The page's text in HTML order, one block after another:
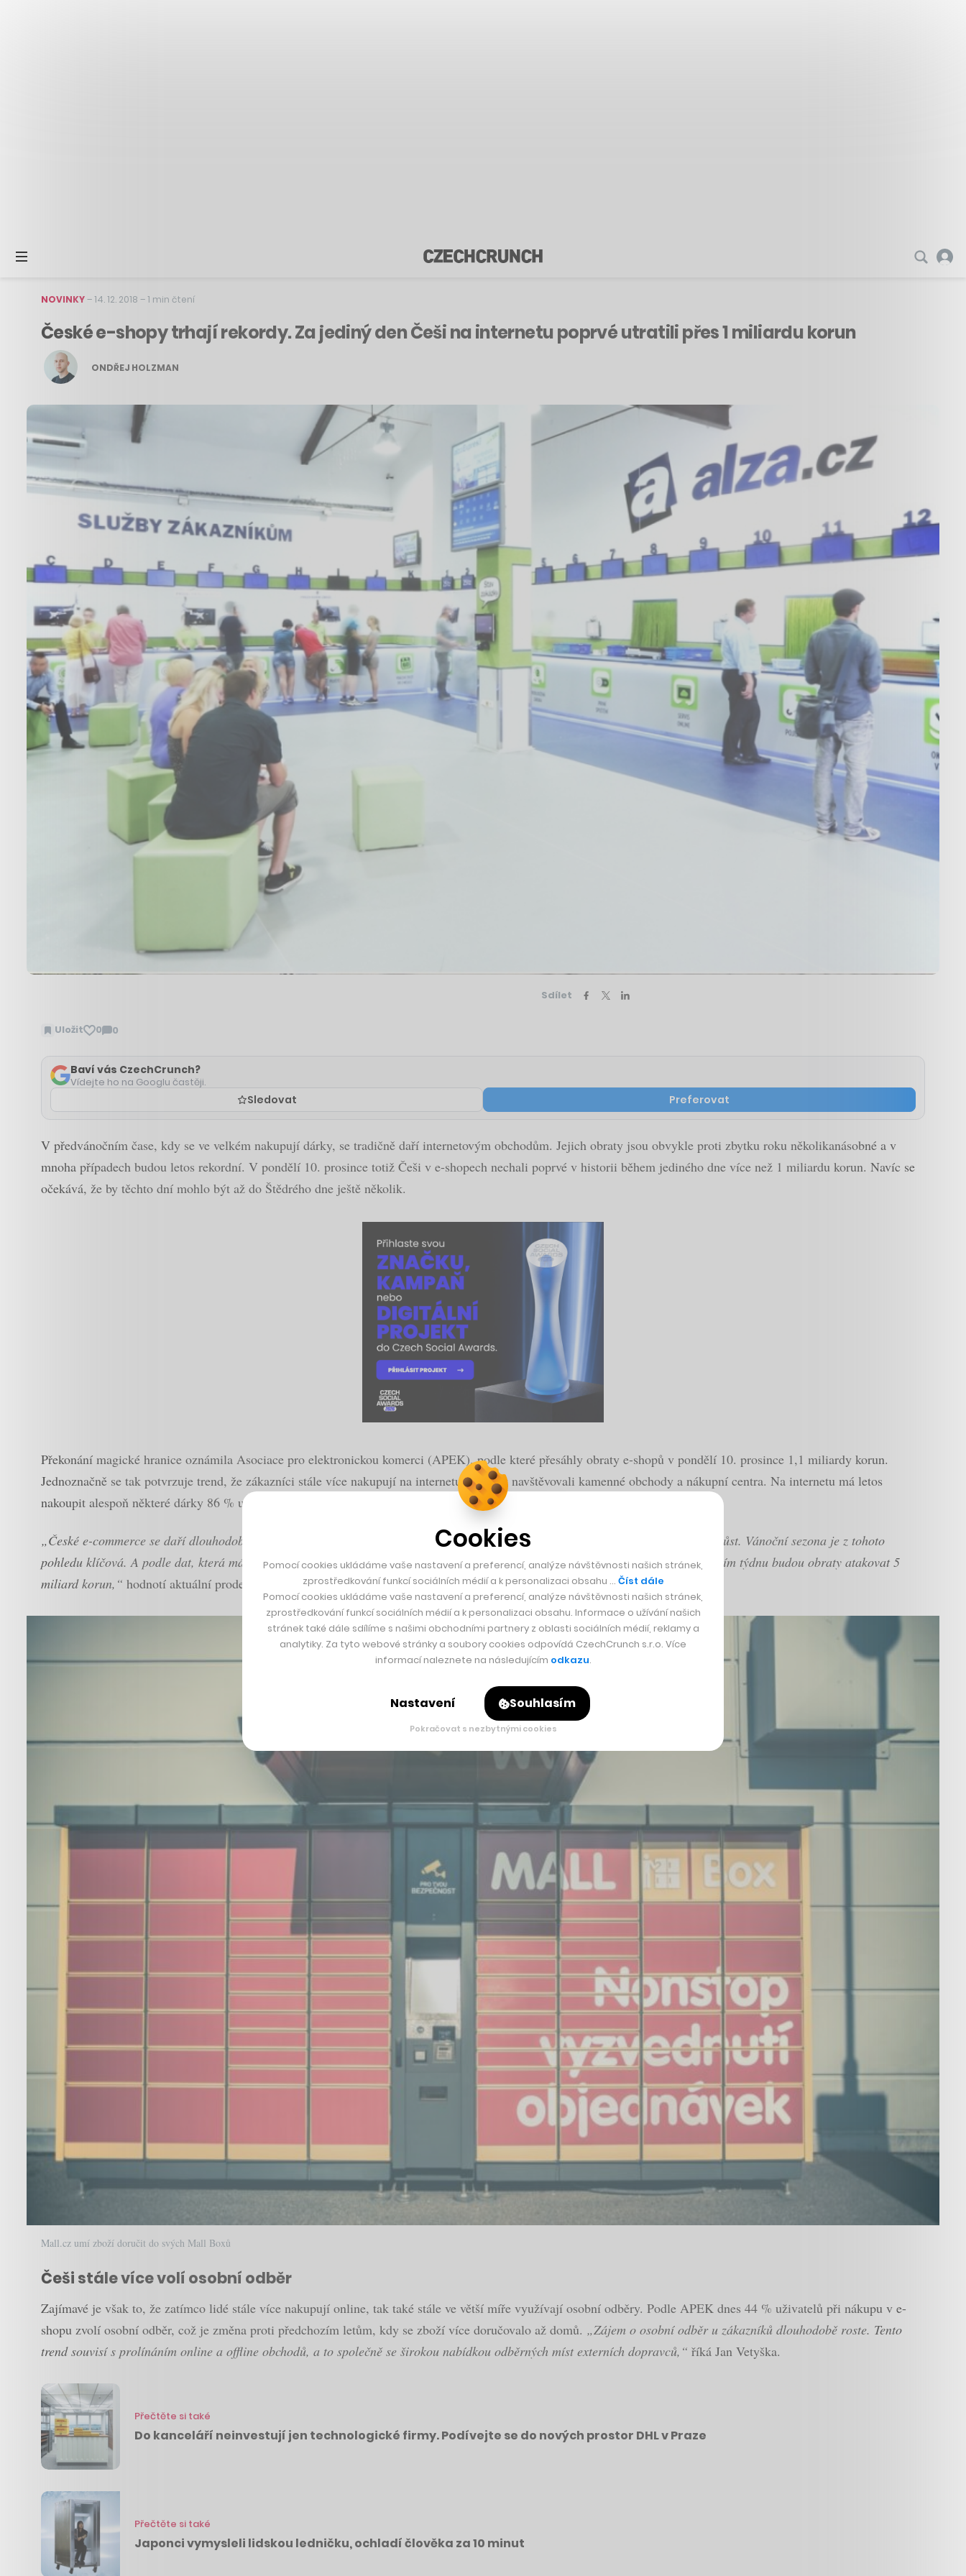
NOVINKY–14. 12. 2018 –1 min čtení
České e-shopy trhají rekordy. Za jediný den Češi na internetu poprvé utratili přes 1 miliardu korun
ONDŘEJ HOLZMAN
Sdílet
Uložit 0 0
Zobrazit
Baví vás CzechCrunch?
Vídejte ho na Googlu častěji.
Sledovat Preferovat
V předvánočním čase, kdy se ve velkém nakupují dárky, se tradičně daří internetovým obchodům. Jejich obraty jsou obvykle proti zbytku roku několikanásobné a v
mnoha případech budou letos rekordní. V pondělí 10. prosince totiž Češi v e-shopech nechali poprvé v historii během jediného dne více než 1 miliardu korun. Navíc se
očekává, že by těchto dní mohlo být až do Štědrého dne ještě několik.
Překonání magické hranice oznámila Asociace pro elektronickou komerci (APEK), podle které přesáhly obraty e-shopů v pondělí 10. prosince 1,1 miliardy korun.
Jednoznačně se tak potvrzuje trend, že zákazníci stále více nakupují na internetu, než aby navštěvovali kamenné obchody a nákupní centra. Na internetu má letos
nakoupit alespoň některé dárky 86 % uživatelů.
„České e-commerce se daří dlouhodobě, letos by dosažené výsledky mohly dokonce překonat původně očekávaný 16% meziroční růst. Vánoční sezona je z tohoto
pohledu klíčová. A podle dat, která máme k dispozici, bude ta letošní z pohledu e-shopů opravdu vydařená. Jen v právě probíhajícím týdnu budou obraty atakovat 5
miliard korun,“ hodnotí aktuální prodeje výkonný ředitel APEK Jan Vetyška.
Mall.cz umí zboží doručit do svých Mall Boxů
Češi stále více volí osobní odběr
Zajímavé je však to, že zatímco lidé stále více nakupují online, tak také stále ve větší míře využívají osobní odběry. Podle APEK dnes 44 % uživatelů při nákupu v e-
shopu zvolí osobní odběr, což je změna proti předchozím letům, kdy se zboží více doručovalo až domů. „Zájem o osobní odběr u zákazníků dlouhodobě roste. Tento
trend souvisí s prolínáním online a offline obchodů, a to společně se širokou nabídkou odběrných míst externích dopravců,“ říká Jan Vetyška.
Přečtěte si také
Do kanceláří neinvestují jen technologické firmy. Podívejte se do nových prostor DHL v Praze
Přečtěte si také
Japonci vymysleli lidskou ledničku, ochladí člověka za 10 minut
Cookies
Pomocí cookies ukládáme vaše nastavení a preferencí, analýze návštěvnosti našich stránek,
zprostředkování funkcí sociálních médií a k personalizaci obsahu … Číst dále
Pomocí cookies ukládáme vaše nastavení a preferencí, analýze návštěvnosti našich stránek,
zprostředkování funkcí sociálních médií a k personalizaci obsahu. Informace o užívání našich
stránek také dále sdílíme s našimi obchodními partnery z oblasti sociálních médií, reklamy a
analytiky. Za tyto webové stránky a soubory cookies odpovídá CzechCrunch s.r.o. Více
informací naleznete na následujícím odkazu.
Nastavení Souhlasím
Pokračovat s nezbytnými cookies